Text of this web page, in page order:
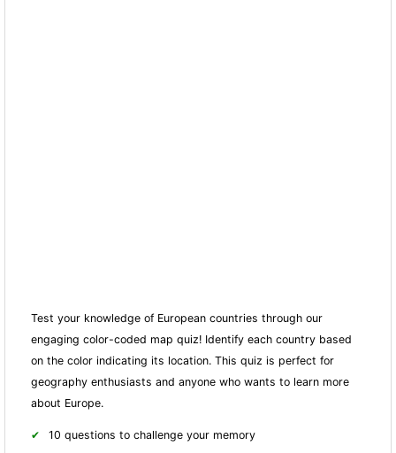
Test your knowledge of European countries through our
engaging color-coded map quiz! Identify each country based
on the color indicating its location. This quiz is perfect for
geography enthusiasts and anyone who wants to learn more
about Europe.
10 questions to challenge your memory